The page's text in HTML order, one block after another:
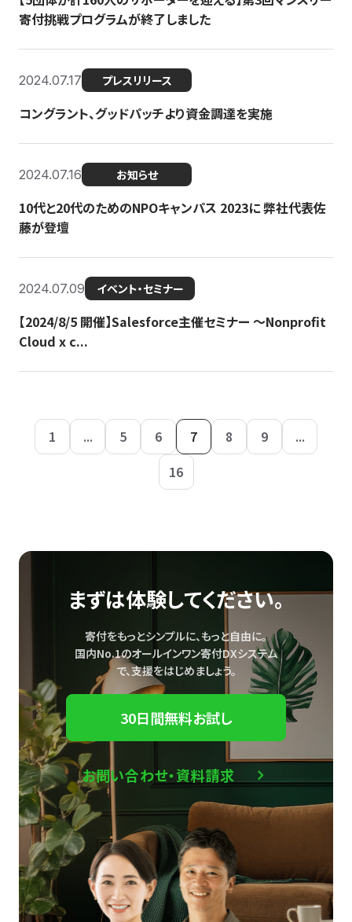
寄付挑戦プログラムが終了しました
2024.07.17 プレスリリース
コングラント、グッドパッチより資金調達を実施
2024.07.16 お知らせ
10代と20代のためのNPOキャンパス 2023に 弊社代表佐
藤が登壇
2024.07.09 イベント・セミナー
【2024/8/5 開催】Salesforce主催セミナー 〜Nonprofit
Cloud x c...
1 ... 5 6 7 8 9
...
16
まずは体験してください。
寄付をもっとシンプルに、もっと自由に。
国内No.1のオールインワン寄付DXシステム
で、支援をはじめましょう。
30日間無料お試し
お問い合わせ・資料請求